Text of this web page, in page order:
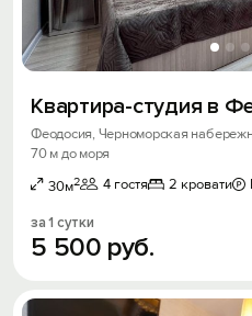
Квартира-студия в
Феодосия, Черноморская
70 м до моря
30м2 4 гостя 2 кровати
за 1 сутки
5 500 руб.